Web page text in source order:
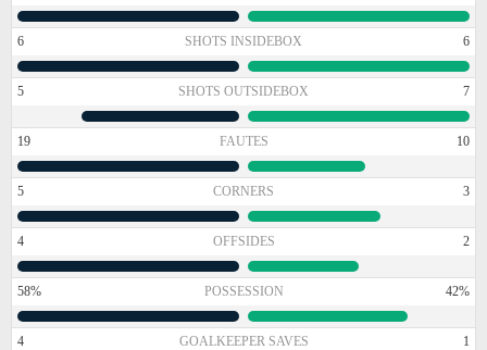
6 SHOTS INSIDEBOX 6
5 SHOTS OUTSIDEBOX 7
19 FAUTES 10
5 CORNERS 3
4 OFFSIDES 2
58% POSSESSION 42%
4 GOALKEEPER SAVES 1